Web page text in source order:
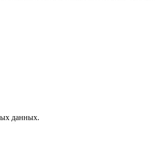
данных.